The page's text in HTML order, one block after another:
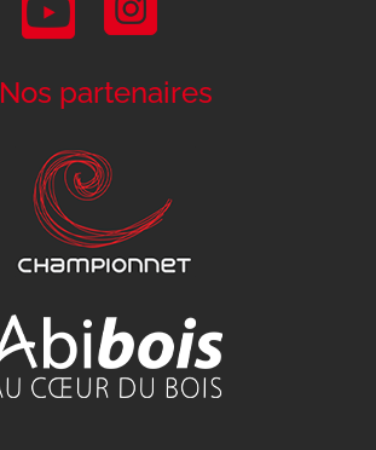
Nos partenaires